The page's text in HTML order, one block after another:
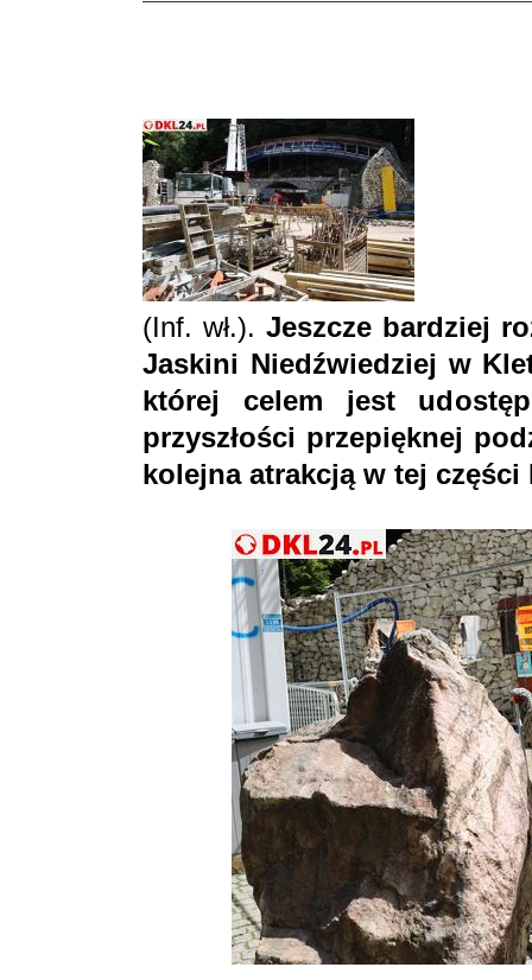
(Inf. wł.). Jeszcze bardziej
Jaskini Niedźwiedziej w
której celem jest
przyszłości przepięknej
kolejna atrakcją w tej części